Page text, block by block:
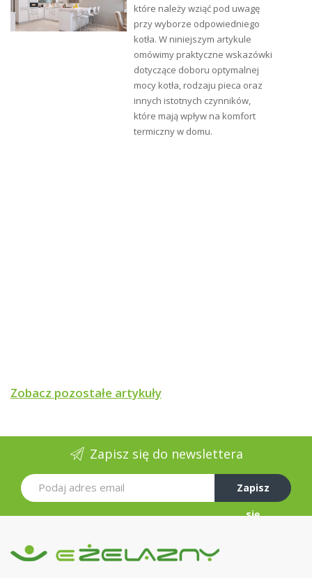
które należy wziąć pod uwagę
przy wyborze odpowiedniego
kotła. W niniejszym artykule
omówimy praktyczne wskazówki
dotyczące doboru optymalnej
mocy kotła, rodzaju pieca oraz
innych istotnych czynników,
które mają wpływ na komfort
termiczny w domu.
Zobacz pozostałe artykuły
Zapisz się do newslettera
Zapisz
się